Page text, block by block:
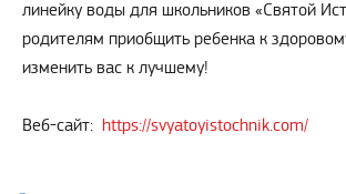
линейку воды для школьников «Святой
родителям приобщить ребенка к
изменить вас к лучшему!
Веб-сайт: https://svyatoyistochnik.com/